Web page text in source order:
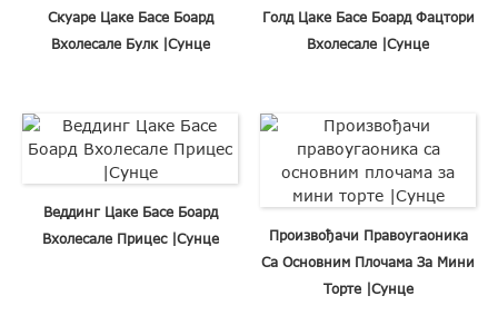
Скуаре Цаке Басе Боард
Вхолесале Булк |Сунце
Голд Цаке Басе Боард Фацтори
Вхолесале |Сунце
Веддинг Цаке Басе Боард
Вхолесале Прицес |Сунце
Произвођачи Правоугаоника
Са Основним Плочама За Мини
Торте |Сунце